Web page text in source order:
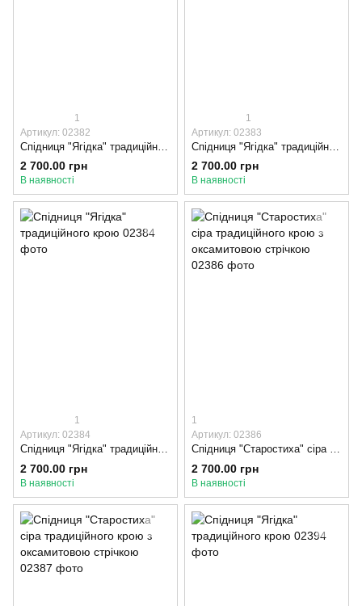
1
Артикул: 02382
2 700.00 грн
В наявності
1
Артикул: 02383
2 700.00 грн
В наявності
1
Артикул: 02384
Спідниця "Ягідка" традиційного крою, 85-90, Оксамитова стрічка, Синій
2 700.00 грн
В наявності
1
Артикул: 02386
Спідниця "Старостиха" сіра традиційного крою з оксамитовою стрічкою, 80-85, Оксамитова стрічка
2 700.00 грн
В наявності